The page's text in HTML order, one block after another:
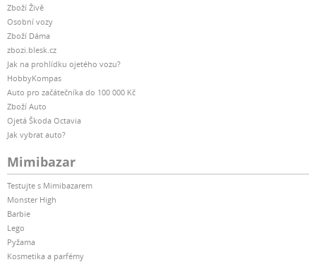
Zboží Živě
Osobní vozy
Zboží Dáma
zbozi.blesk.cz
Jak na prohlídku ojetého vozu?
HobbyKompas
Auto pro začátečníka do 100 000 Kč
Zboží Auto
Ojetá Škoda Octavia
Jak vybrat auto?
Mimibazar
Testujte s Mimibazarem
Monster High
Barbie
Lego
Pyžama
Kosmetika a parfémy